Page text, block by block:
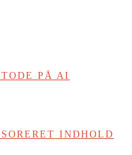
PÅ AI
INDHOLD